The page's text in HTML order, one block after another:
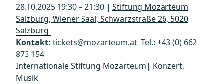
28.10.2025 19:30 – 21:30 | Stiftung Mozarteum
Salzburg, Wiener Saal, Schwarzstraße 26, 5020
Salzburg
Kontakt: tickets@mozarteum.at; Tel.: +43 (0) 662
873 154
Internationale Stiftung Mozarteum| Konzert,
Musik